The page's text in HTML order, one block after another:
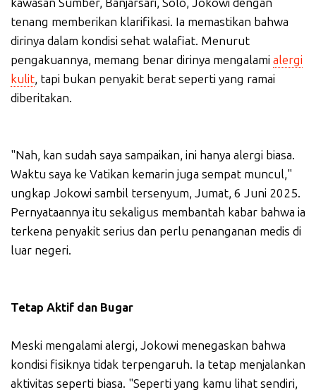
kawasan Sumber, Banjarsari, Solo, Jokowi dengan
tenang memberikan klarifikasi. Ia memastikan bahwa
dirinya dalam kondisi sehat walafiat. Menurut
pengakuannya, memang benar dirinya mengalami alergi
kulit, tapi bukan penyakit berat seperti yang ramai
diberitakan.
"Nah, kan sudah saya sampaikan, ini hanya alergi biasa.
Waktu saya ke Vatikan kemarin juga sempat muncul,"
ungkap Jokowi sambil tersenyum, Jumat, 6 Juni 2025.
Pernyataannya itu sekaligus membantah kabar bahwa ia
terkena penyakit serius dan perlu penanganan medis di
luar negeri.
Tetap Aktif dan Bugar
Meski mengalami alergi, Jokowi menegaskan bahwa
kondisi fisiknya tidak terpengaruh. Ia tetap menjalankan
aktivitas seperti biasa. "Seperti yang kamu lihat sendiri,